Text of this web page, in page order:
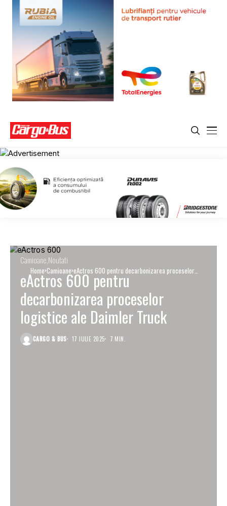
Home Camioane eActros 600 pentru decarbonizarea proceselor
logistice ale Daimler Truck
Camioane Noutati
eActros 600 pentru
decarbonizarea proceselor
logistice ale Daimler Truck
CARGO & BUS 17 IULIE 2025 7 MIN.